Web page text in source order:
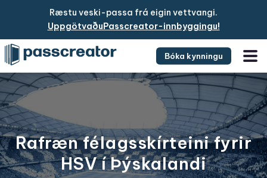
Ræstu veski-passa frá eigin vettvangi.
UppgötvaðuPasscreator-innbyggingu!
Bóka kynningu
Rafræn félagsskírteini fyrir
HSV í Þýskalandi